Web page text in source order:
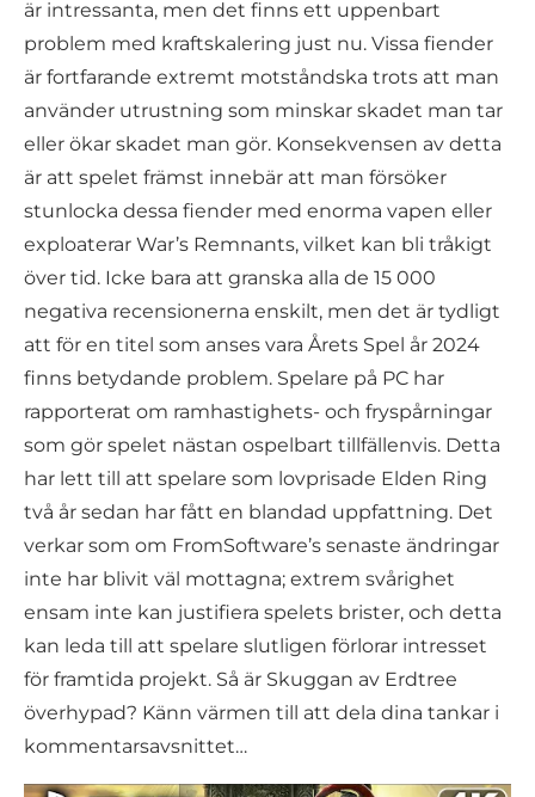
är intressanta, men det finns ett uppenbart
problem med kraftskalering just nu. Vissa fiender
är fortfarande extremt motståndska trots att man
använder utrustning som minskar skadet man tar
eller ökar skadet man gör. Konsekvensen av detta
är att spelet främst innebär att man försöker
stunlocka dessa fiender med enorma vapen eller
exploaterar War’s Remnants, vilket kan bli tråkigt
över tid. Icke bara att granska alla de 15 000
negativa recensionerna enskilt, men det är tydligt
att för en titel som anses vara Årets Spel år 2024
finns betydande problem. Spelare på PC har
rapporterat om ramhastighets- och fryspårningar
som gör spelet nästan ospelbart tillfällenvis. Detta
har lett till att spelare som lovprisade Elden Ring
två år sedan har fått en blandad uppfattning. Det
verkar som om FromSoftware’s senaste ändringar
inte har blivit väl mottagna; extrem svårighet
ensam inte kan justifiera spelets brister, och detta
kan leda till att spelare slutligen förlorar intresset
för framtida projekt. Så är Skuggan av Erdtree
överhypad? Känn värmen till att dela dina tankar i
kommentarsavsnittet…